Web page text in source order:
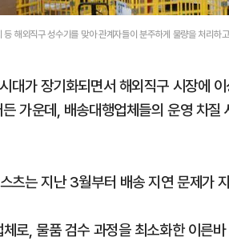
해외직구 성수기를 맞아 관계자들이 분주하게 물량을 처리
가 장기화되면서 해외직구 시장에
가운데, 배송대행업체들의 운영 차질
츠는 지난 3월부터 배송 지연 문제가
로, 물품 검수 과정을 최소화한 이른